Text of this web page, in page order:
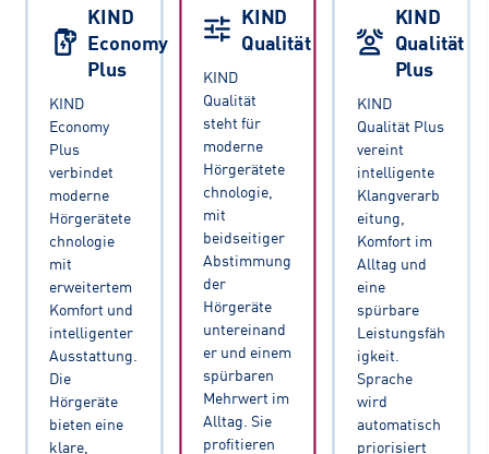
KIND
Economy
Plus
KIND
Economy
Plus
verbindet
moderne
Hörgerätete
chnologie
mit
erweitertem
Komfort und
intelligenter
Ausstattung.
Die
Hörgeräte
bieten eine
klare,
KIND
Qualität
KIND
Qualität
steht für
moderne
Hörgerätete
chnologie,
mit
beidseitiger
Abstimmung
der
Hörgeräte
untereinand
er und einem
spürbaren
Mehrwert im
Alltag. Sie
profitieren
KIND
Qualität
Plus
KIND
Qualität Plus
vereint
intelligente
Klangverarb
eitung,
Komfort im
Alltag und
eine
spürbare
Leistungsfäh
igkeit.
Sprache
wird
automatisch
priorisiert